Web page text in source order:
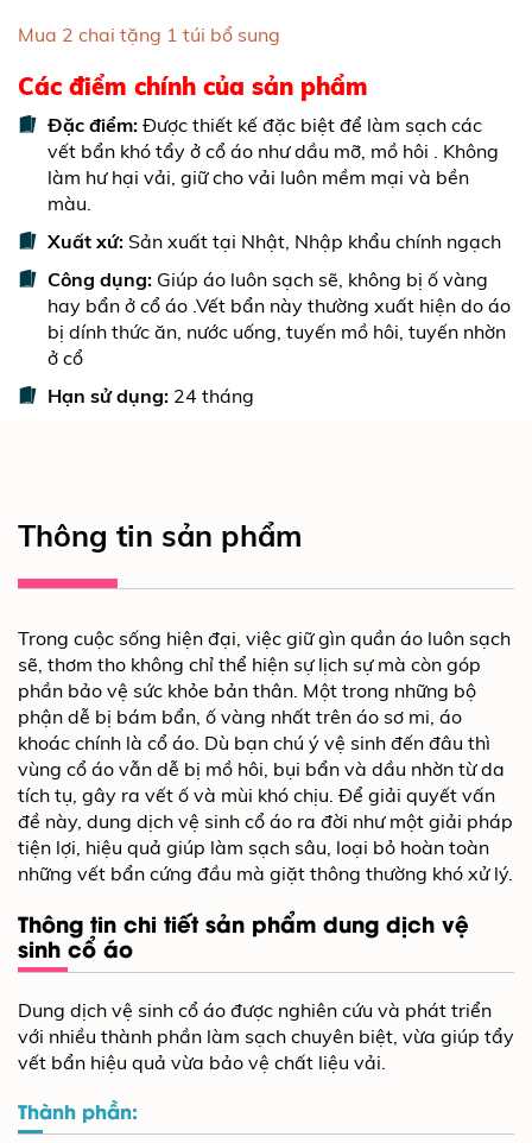
Mua 2 chai tặng 1 túi bổ sung
Các điểm chính của sản phẩm
Đặc điểm: Được thiết kế đặc biệt để làm sạch các
vết bẩn khó tẩy ở cổ áo như dầu mỡ, mồ hôi . Không
làm hư hại vải, giữ cho vải luôn mềm mại và bền
màu.
Xuất xứ: Sản xuất tại Nhật, Nhập khẩu chính ngạch
Công dụng: Giúp áo luôn sạch sẽ, không bị ố vàng
hay bẩn ở cổ áo .Vết bẩn này thường xuất hiện do áo
bị dính thức ăn, nước uống, tuyến mồ hôi, tuyến nhờn
ở cổ
Hạn sử dụng: 24 tháng
Thông tin sản phẩm
Trong cuộc sống hiện đại, việc giữ gìn quần áo luôn sạch
sẽ, thơm tho không chỉ thể hiện sự lịch sự mà còn góp
phần bảo vệ sức khỏe bản thân. Một trong những bộ
phận dễ bị bám bẩn, ố vàng nhất trên áo sơ mi, áo
khoác chính là cổ áo. Dù bạn chú ý vệ sinh đến đâu thì
vùng cổ áo vẫn dễ bị mồ hôi, bụi bẩn và dầu nhờn từ da
tích tụ, gây ra vết ố và mùi khó chịu. Để giải quyết vấn
đề này, dung dịch vệ sinh cổ áo ra đời như một giải pháp
tiện lợi, hiệu quả giúp làm sạch sâu, loại bỏ hoàn toàn
những vết bẩn cứng đầu mà giặt thông thường khó xử lý.
Thông tin chi tiết sản phẩm dung dịch vệ
sinh cổ áo
Dung dịch vệ sinh cổ áo được nghiên cứu và phát triển
với nhiều thành phần làm sạch chuyên biệt, vừa giúp tẩy
vết bẩn hiệu quả vừa bảo vệ chất liệu vải.
Thành phần: